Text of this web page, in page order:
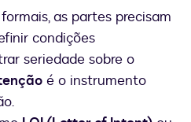
as partes precisam
condições
seriedade sobre o
é o instrumento